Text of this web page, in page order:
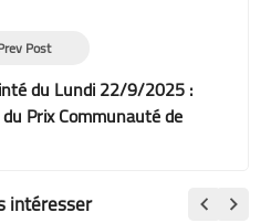
Post
du Lundi 22/9/2025 :
Prix Communauté de
intéresser